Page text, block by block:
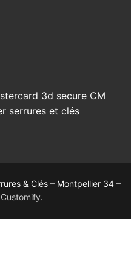
& Clés – Montpellier 34 –
Customify.